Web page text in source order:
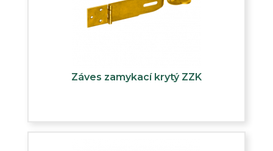
Záves zamykací krytý ZZK